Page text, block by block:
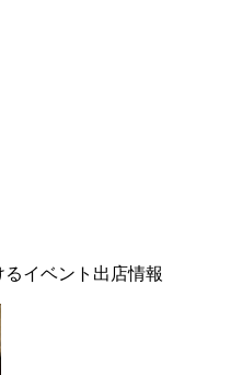
イベント出店情報